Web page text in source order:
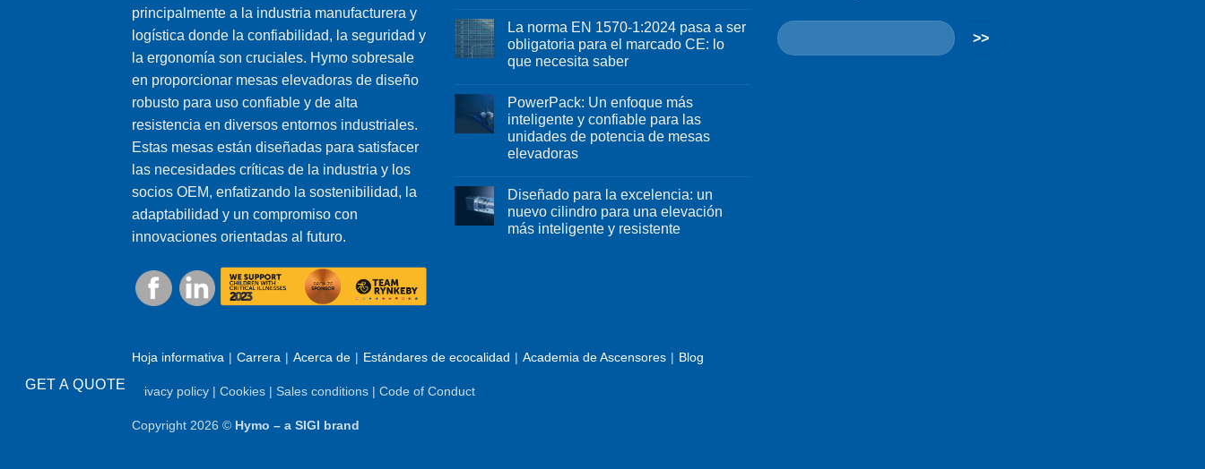
principalmente a la industria manufacturera y
logística donde la confiabilidad, la seguridad y
la ergonomía son cruciales. Hymo sobresale
en proporcionar mesas elevadoras de diseño
robusto para uso confiable y de alta
resistencia en diversos entornos industriales.
Estas mesas están diseñadas para satisfacer
las necesidades críticas de la industria y los
socios OEM, enfatizando la sostenibilidad, la
adaptabilidad y un compromiso con
innovaciones orientadas al futuro.
La norma EN 1570-1:2024 pasa a ser
obligatoria para el marcado CE: lo
que necesita saber
PowerPack: Un enfoque más
inteligente y confiable para las
unidades de potencia de mesas
elevadoras
Diseñado para la excelencia: un
nuevo cilindro para una elevación
más inteligente y resistente
Hoja informativa Carrera Acerca de Estándares de ecocalidad Academia de Ascensores Blog
Privacy policy | Cookies | Sales conditions | Code of Conduct
Copyright 2026 © Hymo – a SIGI brand
GET A QUOTE